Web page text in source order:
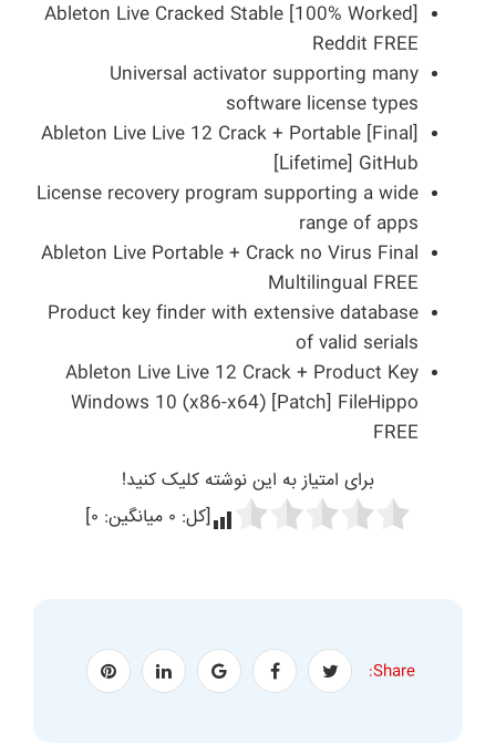
Ableton Live Cracked Stable [100% Worked]
Reddit FREE
Universal activator supporting many
software license types
Ableton Live Live 12 Crack + Portable [Final]
[Lifetime] GitHub
License recovery program supporting a wide
range of apps
Ableton Live Portable + Crack no Virus Final
Multilingual FREE
Product key finder with extensive database
of valid serials
Ableton Live Live 12 Crack + Product Key
Windows 10 (x86-x64) [Patch] FileHippo
FREE
برای امتیاز به این نوشته کلیک کنید!
[کل: ۰ میانگین: ۰]
Share: